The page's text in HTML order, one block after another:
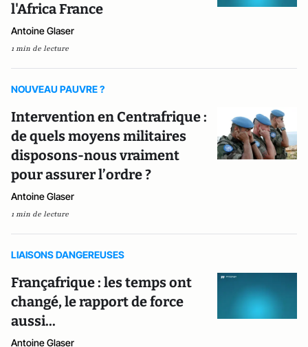
l'Africa France
Antoine Glaser
1 min de lecture
NOUVEAU PAUVRE ?
Intervention en Centrafrique :
de quels moyens militaires
disposons-nous vraiment
pour assurer l’ordre ?
Antoine Glaser
1 min de lecture
LIAISONS DANGEREUSES
Françafrique : les temps ont
changé, le rapport de force
aussi...
Antoine Glaser